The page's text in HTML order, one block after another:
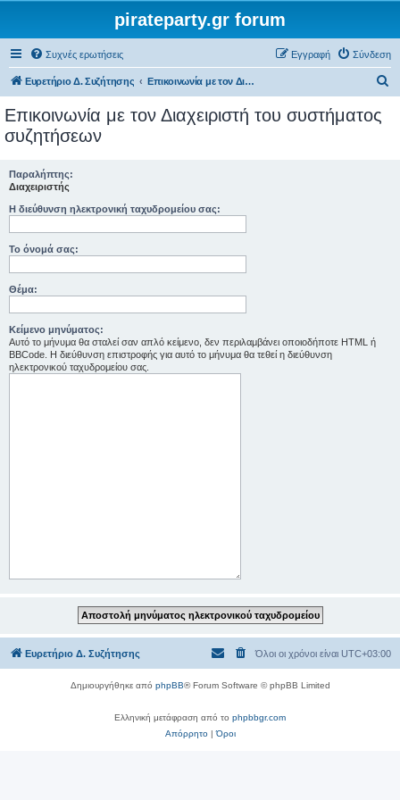
pirateparty.gr forum
Συχνές ερωτήσεις Σύνδεση
Εγγραφή
Ευρετήριο Δ. Συζήτησης Επικοινωνία με τον Διαχειριστή του συστήματος συζητήσεων
Επικοινωνία με τον Διαχειριστή του συστήματος
συζητήσεων
Παραλήπτης:
Διαχειριστής
Η διεύθυνση ηλεκτρονική ταχυδρομείου σας:
Το όνομά σας:
Θέμα:
Κείμενο μηνύματος:
Αυτό το μήνυμα θα σταλεί σαν απλό κείμενο, δεν περιλαμβάνει οποιοδήποτε HTML ή
BBCode. Η διεύθυνση επιστροφής για αυτό το μήνυμα θα τεθεί η διεύθυνση
ηλεκτρονικού ταχυδρομείου σας.
Ευρετήριο Δ. Συζήτησης Όλοι οι χρόνοι είναι UTC+03:00
Δημιουργήθηκε από phpBB® Forum Software © phpBB Limited
Ελληνική μετάφραση από το phpbbgr.com
Απόρρητο|Όροι